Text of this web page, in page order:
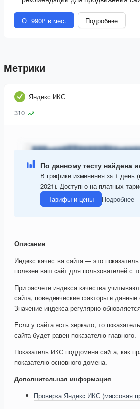
От 990₽ в мес. Подробнее
Метрики
Яндекс ИКС
310
По данному тесту найдена
В графике изменения за 1 день
2021). Доступно на платных
Тарифы и цены
Подробнее
Описание
Индекс качества сайта — это показатель
полезен ваш сайт для пользователей с
При расчете индекса качества
сайта, поведенческие факторы и данные
Значение индекса регулярно
Если у сайта есть зеркало, то
сайта будет равен показателю главного.
Показатель ИКС поддомена сайта, как
показателю основного домена.
Дополнительная информация
Проверка Яндекс ИКС (массовая